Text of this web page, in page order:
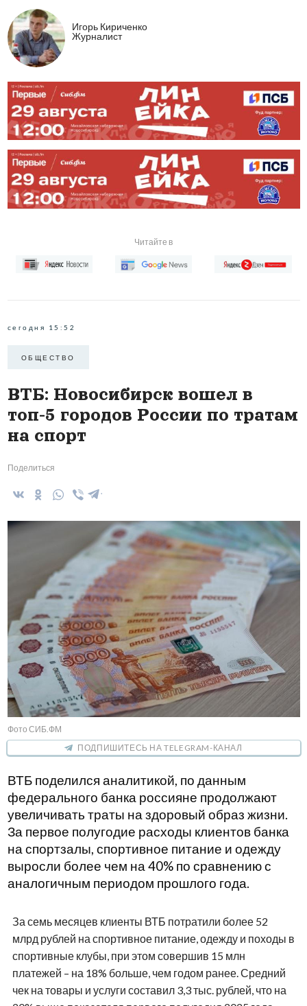
Игорь Кириченко
Журналист
Читайте в
сегодня 15:52
ОБЩЕСТВО
ВТБ: Новосибирск вошел в
топ-5 городов России по тратам
на спорт
Поделиться
Фото СИБ.ФМ
ПОДПИШИТЕСЬ НА TELEGRAM-КАНАЛ
ВТБ поделился аналитикой, по данным
федерального банка россияне продолжают
увеличивать траты на здоровый образ жизни.
За первое полугодие расходы клиентов банка
на спортзалы, спортивное питание и одежду
выросли более чем на 40% по сравнению с
аналогичным периодом прошлого года.
За семь месяцев клиенты ВТБ потратили более 52
млрд рублей на спортивное питание, одежду и походы в
спортивные клубы, при этом совершив 15 млн
платежей – на 18% больше, чем годом ранее. Средний
чек на товары и услуги составил 3,3 тыс. рублей, что на